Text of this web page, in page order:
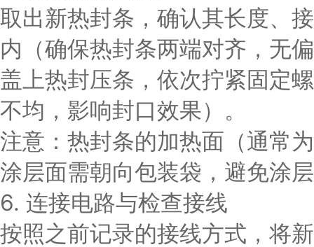
取出新热封条，确认其长度、
内（确保热封条两端对齐，无
盖上热封压条，依次拧紧固定
不均，影响封口效果）。
注意：热封条的加热面（通常
涂层面需朝向包装袋，避免涂
6. 连接电路与检查接线
按照之前记录的接线方式，将